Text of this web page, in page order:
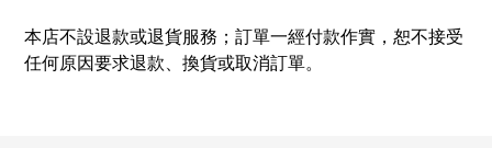
本店不設退款或退貨服務；訂單一經付款作實，恕不接受
任何原因要求退款、換貨或取消訂單。